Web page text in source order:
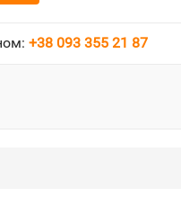
+38 093 355 21 87